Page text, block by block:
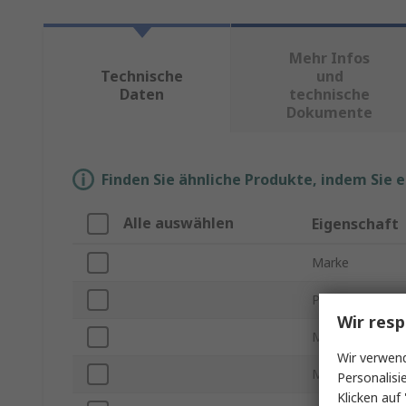
Technische
Daten
Mehr Infos
und
technische
Dokumente
Finden Sie ähnliche Produkte, indem
Alle auswählen Eigenschaft
Marke
Produkt Typ
Maximale
Maximale DC
Wir
Wir
Klicken